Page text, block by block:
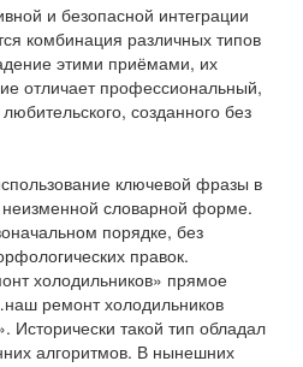
и безопасной интеграции
комбинация различных типов
этими приёмами, их
отличает профессиональный,
созданного без
ключевой фразы в
неизменной словарной форме.
порядке, без
правок.
холодильников» прямое
ремонт холодильников
такой тип обладал
алгоритмов. В нынешних